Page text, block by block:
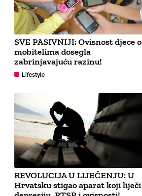
SVE PASIVNIJI: Ovisnost djece o
mobitelima dosegla
zabrinjavajuću razinu!
Lifestyle
REVOLUCIJA U LIJEČENJU: U
Hrvatsku stigao aparat koji liječi